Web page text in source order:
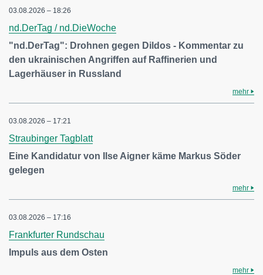
03.08.2026 – 18:26
nd.DerTag / nd.DieWoche
"nd.DerTag": Drohnen gegen Dildos - Kommentar zu
den ukrainischen Angriffen auf Raffinerien und
Lagerhäuser in Russland
mehr
03.08.2026 – 17:21
Straubinger Tagblatt
Eine Kandidatur von Ilse Aigner käme Markus Söder
gelegen
mehr
03.08.2026 – 17:16
Frankfurter Rundschau
Impuls aus dem Osten
mehr